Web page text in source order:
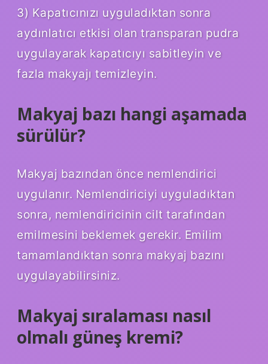
3) Kapatıcınızı uyguladıktan sonra
aydınlatıcı etkisi olan transparan pudra
uygulayarak kapatıcıyı sabitleyin ve
fazla makyajı temizleyin.
Makyaj bazı hangi aşamada
sürülür?
Makyaj bazından önce nemlendirici
uygulanır. Nemlendiriciyi uyguladıktan
sonra, nemlendiricinin cilt tarafından
emilmesini beklemek gerekir. Emilim
tamamlandıktan sonra makyaj bazını
uygulayabilirsiniz.
Makyaj sıralaması nasıl
olmalı güneş kremi?